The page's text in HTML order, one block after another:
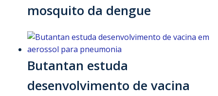
mosquito da dengue
Butantan estuda
desenvolvimento de vacina